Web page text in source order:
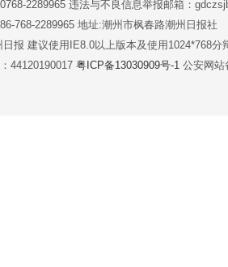
2289965 违法与不良信息举报邮箱：
768-2289965 地址:潮州市枫春路潮州日报社
报 建议使用IE8.0以上版本及使用1024*768分
44120190017 粤ICP备13030909号-1 公安网站